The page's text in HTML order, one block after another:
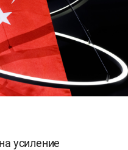
усиление